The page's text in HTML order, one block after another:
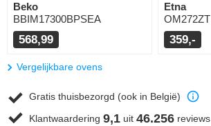
Beko
BBIM17300BPSEA
568,99
Etna
OM272ZT
359,-
Vergelijkbare ovens
Gratis thuisbezorgd (ook in België)
Klantwaardering 9,1 uit 46.256 reviews